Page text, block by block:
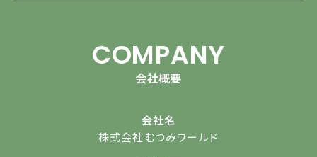
COMPANY
会社概要
会社名
株式会社むつみワールド